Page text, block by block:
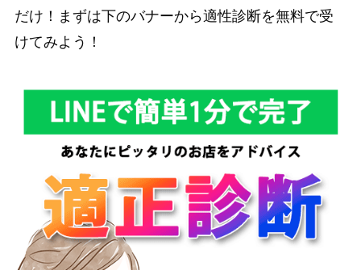
だけ！まずは下のバナーから適性診断を無料で受
けてみよう！